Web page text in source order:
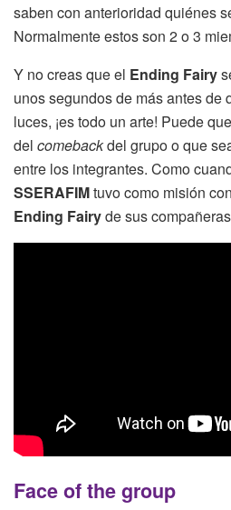
saben con anterioridad quiénes
Normalmente estos son 2 o 3
Y no creas que el Ending Fairy
unos segundos de más antes de
luces, ¡es todo un arte! Puede
del comebackdel grupo o que
entre los integrantes. Como
SSERAFIMtuvo como misión
Ending Fairyde sus
Face of the group